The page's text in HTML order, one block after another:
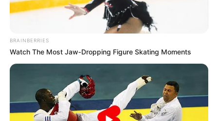
BRAINBERRIES
Watch The Most Jaw‑Dropping Figure Skating Moments